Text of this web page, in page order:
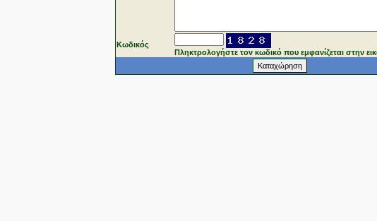
Κωδικός
Πληκτρολογήστε τον κωδικό που εμφανίζεται στην